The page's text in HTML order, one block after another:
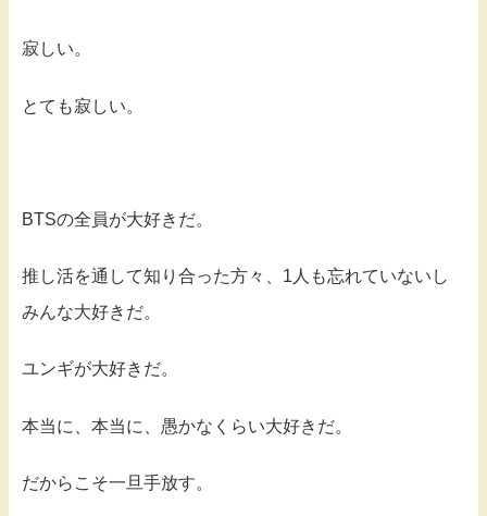
寂しい。
とても寂しい。
BTSの全員が大好きだ。
推し活を通して知り合った方々、1人も忘れていないし
みんな大好きだ。
ユンギが大好きだ。
本当に、本当に、愚かなくらい大好きだ。
だからこそ一旦手放す。